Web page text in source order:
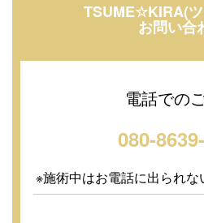
TSUME☆KIRA(
お問い合
電話での
080-
※施術中はお電話に出られな